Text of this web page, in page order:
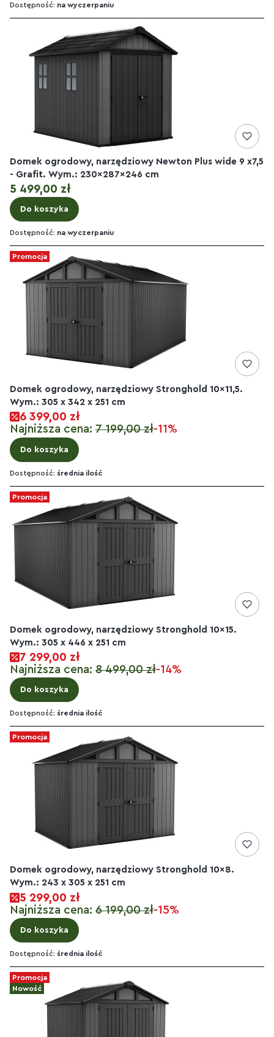
Dostępność: na wyczerpaniu
Domek ogrodowy, narzędziowy Newton Plus wide 9 x7,5
- Grafit. Wym.: 230x287x246 cm
Cena
5 499,00 zł
Do koszyka
Dostępność: na wyczerpaniu
Promocja
Domek ogrodowy, narzędziowy Stronghold 10x11,5.
Wym.: 305 x 342 x 251 cm
6 399,00 zł
Najniższa cena: 7 199,00 zł-11%
Do koszyka
Dostępność: średnia ilość
Promocja
Domek ogrodowy, narzędziowy Stronghold 10x15.
Wym.: 305 x 446 x 251 cm
7 299,00 zł
Najniższa cena: 8 499,00 zł-14%
Do koszyka
Dostępność: średnia ilość
Promocja
Domek ogrodowy, narzędziowy Stronghold 10x8.
Wym.: 243 x 305 x 251 cm
5 299,00 zł
Najniższa cena: 6 199,00 zł-15%
Do koszyka
Dostępność: średnia ilość
Promocja
Nowość